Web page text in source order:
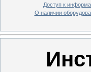
Доступ к
О наличии